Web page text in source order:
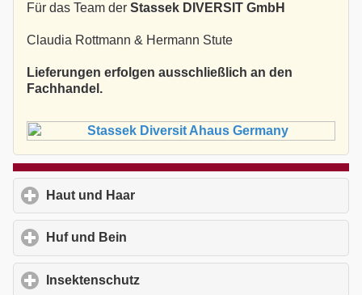
Für das Team der Stassek DIVERSIT GmbH
Claudia Rottmann & Hermann Stute
Lieferungen erfolgen ausschließlich an den
Fachhandel.
Haut und Haar
Huf und Bein
Insektenschutz